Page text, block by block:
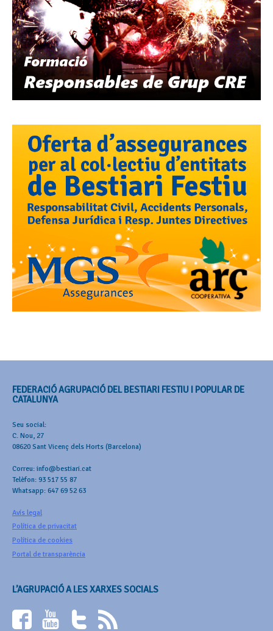
FEDERACIÓ AGRUPACIÓ DEL BESTIARI FESTIU I POPULAR DE
CATALUNYA
Seu social:
C. Nou, 27
08620 Sant Vicenç dels Horts (Barcelona)
Correu: info@bestiari.cat
Telèfon: 93 517 55 87
Whatsapp: 647 69 52 63
Avís legal
Política de privacitat
Política de cookies
Portal de transparència
L’AGRUPACIÓ A LES XARXES SOCIALS